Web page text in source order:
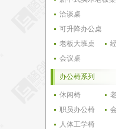
洽谈桌
可升降办公桌
老板大班桌
会议桌
办公椅系列
休闲椅
职员办公椅
人体工学椅